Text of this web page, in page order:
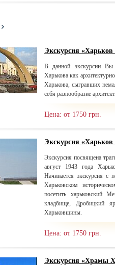
Экскурсия
В данной экскурсии Вы
Харькова как
Харькова, сыгравших
себя разнообразие
Цена: от 1750 грн.
Экскурсия
Экскурсия посвящена
август 1943 года
Начинается экскурсия с
Харьковском
посетить харьковский
кладбище, Дробицкий
Харьковщины.
Цена: от 1750 грн.
Экскурсия «Храмы